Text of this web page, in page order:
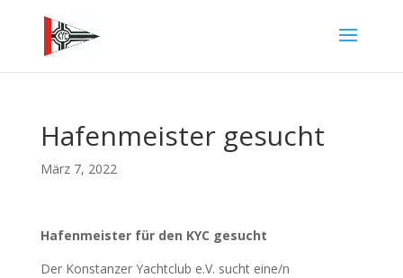
Hafenmeister gesucht
März 7, 2022
Hafenmeister für den KYC gesucht
Der Konstanzer Yachtclub e.V. sucht eine/n